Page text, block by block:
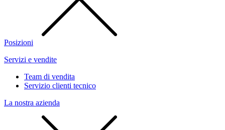
Posizioni
Servizi e vendite
Team di vendita
Servizio clienti tecnico
La nostra azienda